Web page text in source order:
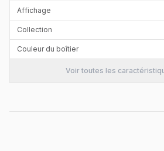
Affichage
Collection
Couleur du boîtier
Voir toutes les